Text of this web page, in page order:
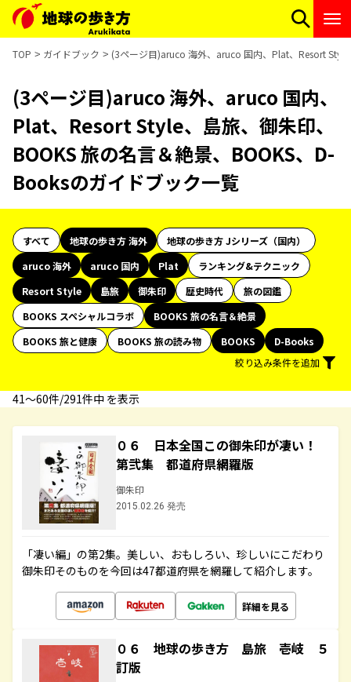
TOP ガイドブック (3ページ目)aruco 海外、aruco 国内、Plat、Resort
(3ページ目)aruco 海外、aruco 国内、
Plat、Resort Style、島旅、御朱印、
BOOKS 旅の名言＆絶景、BOOKS、D-
Booksのガイドブック一覧
すべて 地球の歩き方 海外
地球の歩き方 Jシリーズ（国内）
aruco 海外
aruco 国内 Plat
ランキング&テクニック
Resort Style
島旅 御朱印 歴史時代
旅の図鑑
BOOKS スペシャルコラボ
BOOKS 旅の名言＆絶景
BOOKS 旅と健康
BOOKS 旅の読み物 BOOKS
D-Books
絞り込み条件を追加
41〜60件/291件中 を表示
０６ 日本全国この御朱印が凄い！
第弐集 都道府県網羅版
御朱印
2015.02.26 発売
「凄い編」の第2集。美しい、おもしろい、珍しいにこだわり
御朱印そのものを今回は47都道府県を網羅して紹介します。
詳細を見る
０６ 地球の歩き方 島旅 壱岐 ５
訂版